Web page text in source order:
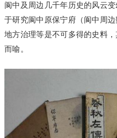
阆中及周边几千年历史的风云
于研究阆中原保宁府（阆中周
地方治理等是不可多得的史料
而喻。